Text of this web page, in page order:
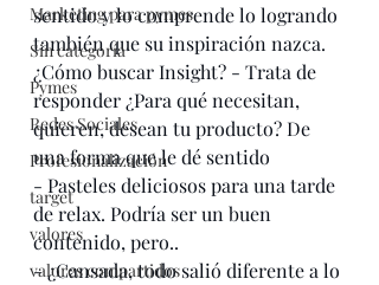
Marketing para pymes
Sin categoría
Pymes
Redes Sociales
Profesionalización
target
valores
valores compartidos
sentido y lo comprende lo logrando
también que su inspiración nazca.
¿Cómo buscar Insight? - Trata de
responder ¿Para qué necesitan,
quieren, desean tu producto? De
una forma que le dé sentido
- Pasteles deliciosos para una tarde
de relax. Podría ser un buen
contenido, pero..
- ¿Cansada, todo salió diferente a lo